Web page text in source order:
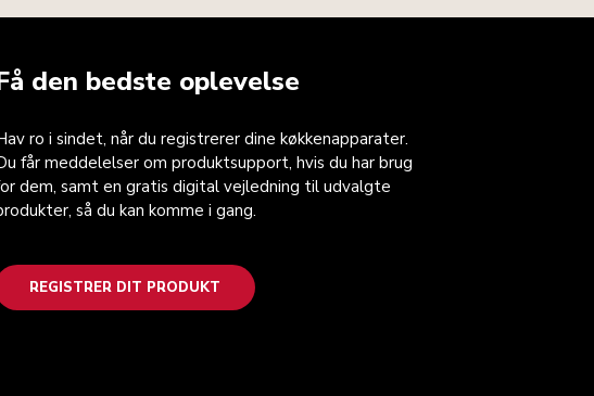
den bedste oplevelse
ro i sindet, når du registrerer dine køkkenapparater.
får meddelelser om produktsupport, hvis du har brug
dem, samt en gratis digital vejledning til udvalgte
så du kan komme i gang.
REGISTRER DIT PRODUKT